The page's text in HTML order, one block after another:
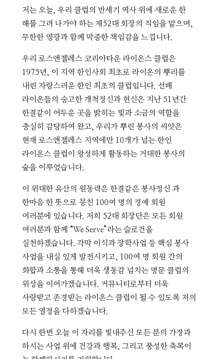
저는 오늘, 우리 클럽의 반세기 역사 위에 새로운 한
해를 그려 나가야 하는 제52대 회장의 직임을 맡으며,
무한한 영광과 함께 막중한 책임감을 느낍니다.
우리 로스앤젤레스 코리아타운 라이온스 클럽은
1975년, 이 지역 한인사회 최초로 라이온의 뿌리를
내린 자랑스러운 한인 최초의 클럽입니다. 선배
라이온들의 숭고한 개척정신과 헌신은 지난 51년간
한결같이 어두운 곳을 밝히는 빛과 소금의 역할을
충실히 감당하여 왔고, 우리가 뿌린 봉사의 씨앗은
현재 로스앤젤레스 지역에만 10개가 넘는 한인
라이온스 클럽이 왕성하게 활동하는 거대한 봉사의
숲을 이루었습니다.
이 위대한 유산의 원동력은 한결같은 봉사정신 과
한마음 한 뜻으로 뭉친 100여 명의 정예 회원
여러분에 있습니다. 저희 52대 회장단은 모든 회원
여러분과 함께 “We Serve”라는 슬로건을
실천하겠습니다. 각막 이식과 장학사업 등 핵심 봉사
사업을 내실 있게 발전시키고, 100여 명 회원 간의
화합과 소통을 통해 더욱 생동감 넘치는 명문 클럽의
위상을 이어가겠습니다. 커뮤니티로부터 더욱
사랑받고 존경받는 라이온스 클럽이 될 수 있도록 저의
모든 열정을 다하겠습니다.
다시 한번 오늘 이 자리를 빛내주신 모든 분의 가정과
하시는 사업 위에 건강과 행복, 그리고 풍성한 축복이